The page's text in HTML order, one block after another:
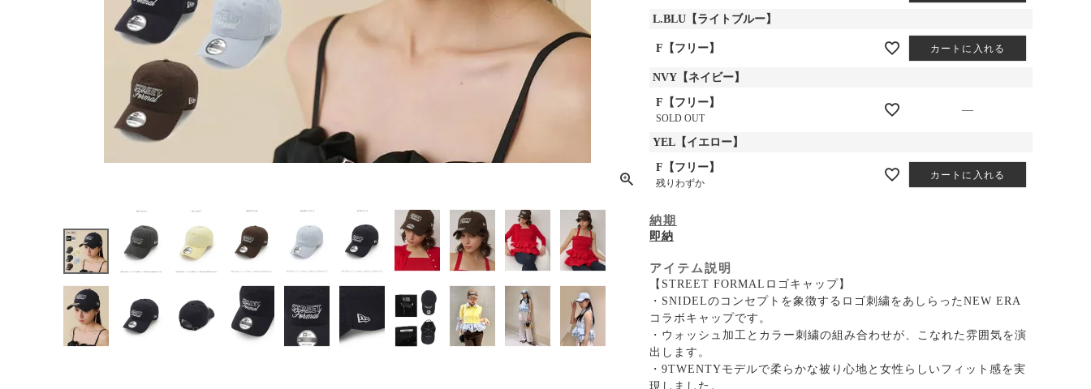
L.BLU【ライトブルー】
F【フリー】 カートに入れる
NVY【ネイビー】
F【フリー】
SOLD OUT
—
YEL【イエロー】
F【フリー】
残りわずか
カートに入れる
納期
即納
アイテム説明
【STREET FORMALロゴキャップ】
・SNIDELのコンセプトを象徴するロゴ刺繍をあしらったNEW ERA
コラボキャップです。
・ウォッシュ加工とカラー刺繍の組み合わせが、こなれた雰囲気を演
出します。
・9TWENTYモデルで柔らかな被り心地と女性らしいフィット感を実
現しました。